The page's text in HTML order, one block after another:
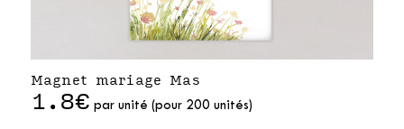
Magnet mariage Mas
1.8€ par unité (pour 200 unités)